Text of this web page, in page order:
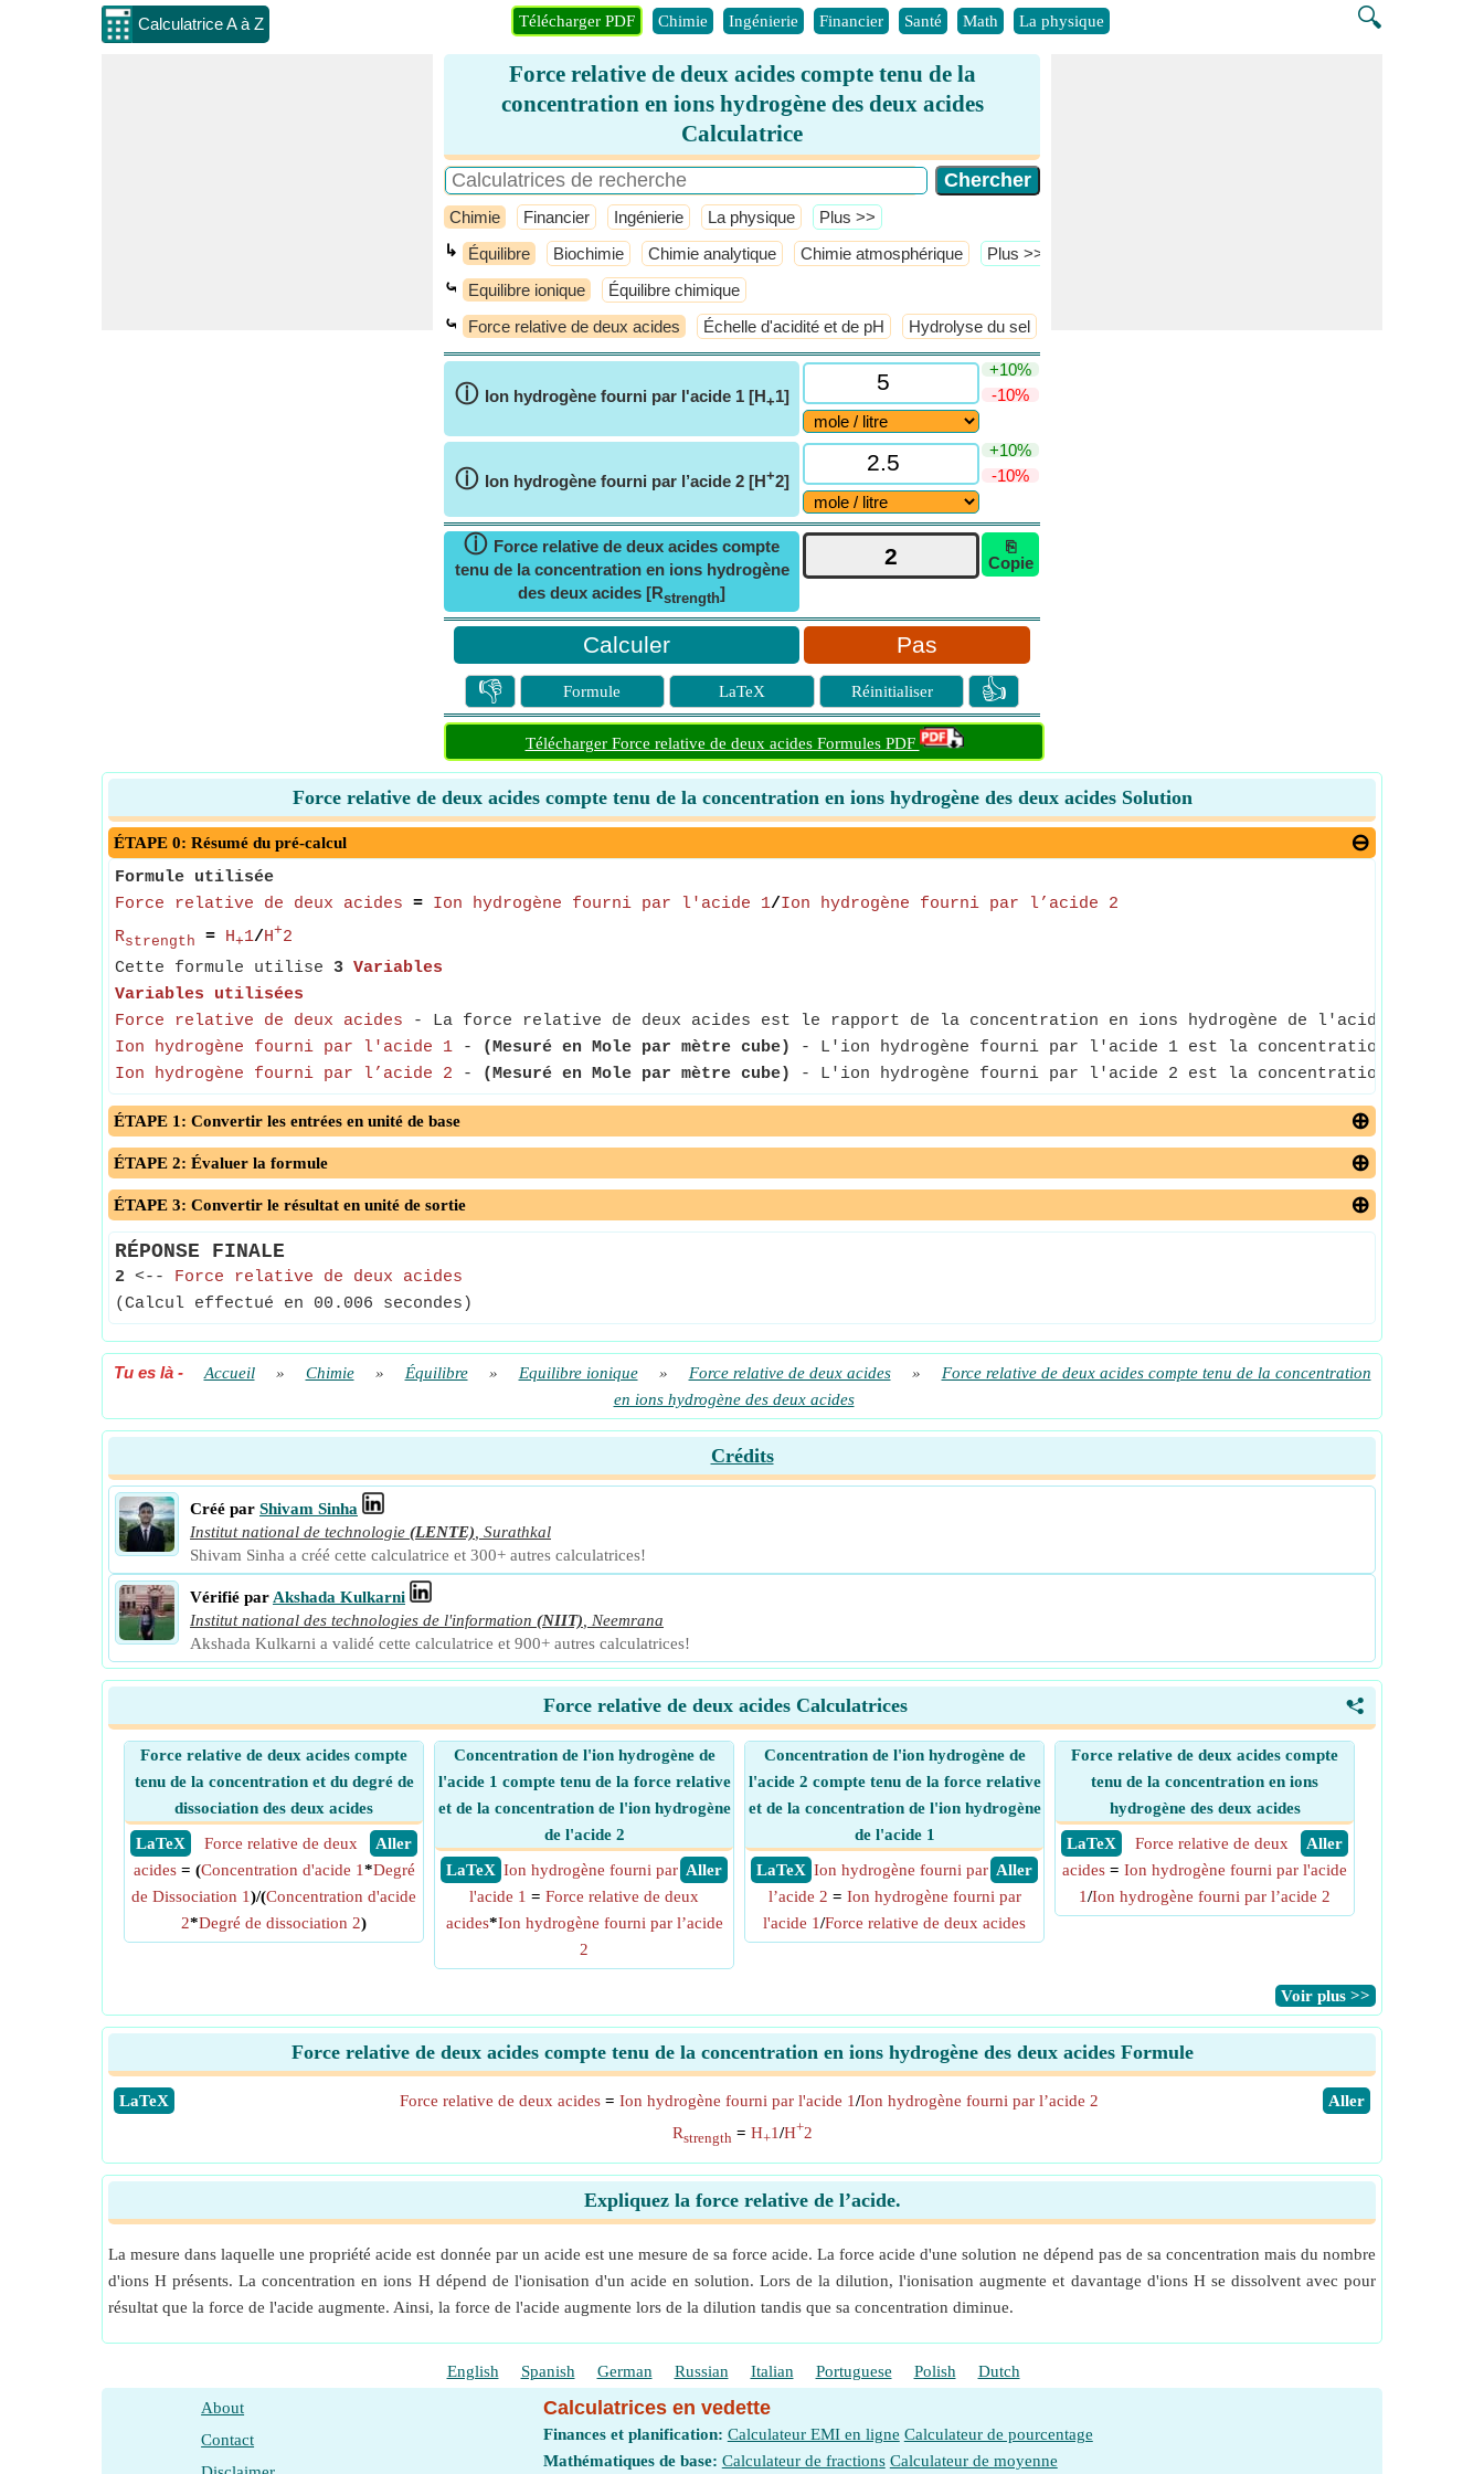
Calculatrice A à Z 🔍
Télécharger PDF Chimie Ingénierie Financier Santé Math La physique
Force relative de deux acides compte tenu de la
concentration en ions hydrogène des deux acides
Calculatrice
Chimie Financier Ingénierie La physique ​Plus >>
↳ Équilibre Biochimie Chimie analytique Chimie atmosphérique ​Plus >>
⤿ Equilibre ionique Équilibre chimique
⤿ Force relative de deux acides Échelle d'acidité et de pH Hydrolyse du sel
ⓘ Ion hydrogène fourni par l'acide 1 [H+1]
+10%
-10%
ⓘ Ion hydrogène fourni par l’acide 2 [H+2]
+10%
-10%
ⓘ Force relative de deux acides compte
tenu de la concentration en ions hydrogène
des deux acides [Rstrength]
⎘
Copie
Pas
👎 Formule LaTeX Réinitialiser 👍
Télécharger Force relative de deux acides Formules PDF
Force relative de deux acides compte tenu de la concentration en ions hydrogène des deux acides Solution
ÉTAPE 0: Résumé du pré-calcul
Formule utilisée
Force relative de deux acides = Ion hydrogène fourni par l'acide 1/Ion hydrogène fourni par l’acide 2
Rstrength = H+1/H+2
Cette formule utilise 3 Variables
Variables utilisées
Force relative de deux acides - La force relative de deux acides est le rapport de la concentration en ions hydrogène de l'acide 1 par
Ion hydrogène fourni par l'acide 1 - (Mesuré en Mole par mètre cube)
- L'ion hydrogène fourni par l'acide 1 est la concentration d'ion
Ion hydrogène fourni par l’acide 2 - (Mesuré en Mole par mètre cube) - L'ion hydrogène fourni par l'acide 2 est la concentration d'ions
ÉTAPE 1: Convertir les entrées en unité de base
ÉTAPE 2: Évaluer la formule
ÉTAPE 3: Convertir le résultat en unité de sortie
RÉPONSE FINALE
2 <-- Force relative de deux acides
(Calcul effectué en 00.006 secondes)
Tu es là- Accueil » Chimie » Équilibre » Equilibre ionique » Force relative de deux acides »
Force relative de deux acides compte tenu de la concentration
en ions hydrogène des deux acides
Crédits
Créé par Shivam Sinha
Institut national de technologie (LENTE) Surathkal
Shivam Sinha a créé cette calculatrice et 300+ autres calculatrices!
Vérifié par Akshada Kulkarni
Institut national des technologies de l'information (NIIT)
Neemrana
Akshada Kulkarni a validé cette calculatrice et 900+ autres calculatrices!
<
Force relative de deux acides Calculatrices
Force relative de deux acides compte
tenu de la concentration et du degré de
dissociation des deux acides
​ LaTeX
​ Aller
Force relative de deux
acides= (Concentration d'acide 1*Degré
de Dissociation 1)/(Concentration d'acide
2*Degré de dissociation 2)
Concentration de l'ion hydrogène de
l'acide 1 compte tenu de la force relative
et de la concentration de l'ion hydrogène
de l'acide 2
​ LaTeX
​ Aller
Ion hydrogène fourni par
l'acide 1 = Force relative de deux
acides*Ion hydrogène fourni par l’acide
2
Concentration de l'ion hydrogène de
l'acide 2 compte tenu de la force relative
et de la concentration de l'ion hydrogène
de l'acide 1
​ LaTeX
​ Aller
Ion hydrogène fourni par
l’acide 2 = Ion hydrogène fourni par
l'acide 1/Force relative de deux acides
Force relative de deux acides compte
tenu de la concentration en ions
hydrogène des deux acides
​ LaTeX
​ Aller
Force relative de deux
acides = Ion hydrogène fourni par l'acide
1/Ion hydrogène fourni par l’acide 2
​Voir plus >>
Force relative de deux acides compte tenu de la concentration en ions hydrogène des deux acides Formule
​LaTeX ​Aller
Force relative de deux acides= Ion hydrogène fourni par l'acide 1/Ion hydrogène fourni par l’acide 2
Rstrength = H+1/H+2
Expliquez la force relative de l’acide.
La mesure dans laquelle une propriété acide est donnée par un acide est une mesure de sa force acide. La force acide d'une solution ne dépend pas de sa concentration mais du nombre
d'ions H présents. La concentration en ions H dépend de l'ionisation d'un acide en solution. Lors de la dilution, l'ionisation augmente et davantage d'ions H se dissolvent avec pour
résultat que la force de l'acide augmente. Ainsi, la force de l'acide augmente lors de la dilution tandis que sa concentration diminue.
English Spanish German Russian Italian Portuguese Polish Dutch
About
Contact
Calculatrices en vedette
Finances et planification: Calculateur EMI en ligne Calculateur de pourcentage
Mathématiques de base: Calculateur de fractions Calculateur de moyenne